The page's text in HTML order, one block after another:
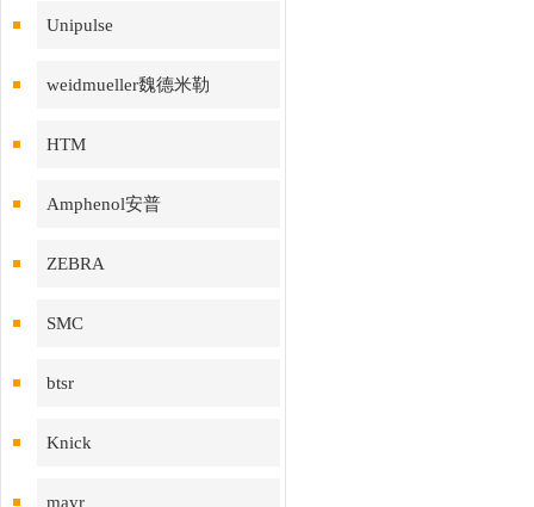
Unipulse
weidmueller魏德米勒
HTM
Amphenol安普
ZEBRA
SMC
btsr
Knick
mayr